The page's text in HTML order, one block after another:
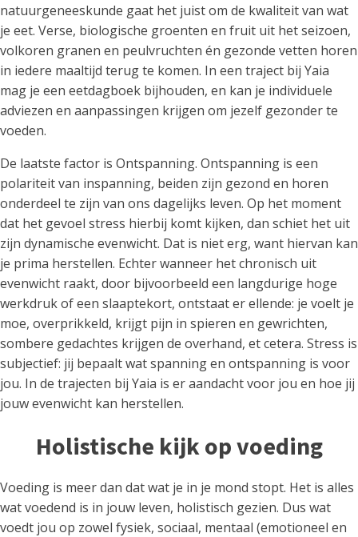
natuurgeneeskunde gaat het juist om de kwaliteit van wat
je eet. Verse, biologische groenten en fruit uit het seizoen,
volkoren granen en peulvruchten én gezonde vetten horen
in iedere maaltijd terug te komen. In een traject bij Yaia
mag je een eetdagboek bijhouden, en kan je individuele
adviezen en aanpassingen krijgen om jezelf gezonder te
voeden.
De laatste factor is Ontspanning. Ontspanning is een
polariteit van inspanning, beiden zijn gezond en horen
onderdeel te zijn van ons dagelijks leven. Op het moment
dat het gevoel stress hierbij komt kijken, dan schiet het uit
zijn dynamische evenwicht. Dat is niet erg, want hiervan kan
je prima herstellen. Echter wanneer het chronisch uit
evenwicht raakt, door bijvoorbeeld een langdurige hoge
werkdruk of een slaaptekort, ontstaat er ellende: je voelt je
moe, overprikkeld, krijgt pijn in spieren en gewrichten,
sombere gedachtes krijgen de overhand, et cetera. Stress is
subjectief: jij bepaalt wat spanning en ontspanning is voor
jou. In de trajecten bij Yaia is er aandacht voor jou en hoe jij
jouw evenwicht kan herstellen.
Holistische kijk op voeding
Voeding is meer dan dat wat je in je mond stopt. Het is alles
wat voedend is in jouw leven, holistisch gezien. Dus wat
voedt jou op zowel fysiek, sociaal, mentaal (emotioneel en